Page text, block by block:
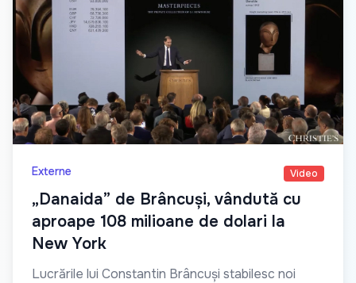
Externe Video
„Danaida” de Brâncuși, vândută cu
aproape 108 milioane de dolari la
New York
Lucrările lui Constantin Brâncuși stabilesc noi